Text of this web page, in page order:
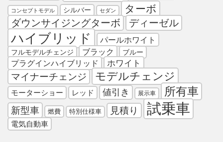
コンセプトモデル シルバー セダン ターボ
ダウンサイジングターボ ディーゼル
ハイブリッド パールホワイト
フルモデルチェンジ ブラック ブルー
プラグインハイブリッド ホワイト
マイナーチェンジ モデルチェンジ
モーターショー レッド 値引き 展示車 所有車
新型車 燃費 特別仕様車 見積り 試乗車
電気自動車